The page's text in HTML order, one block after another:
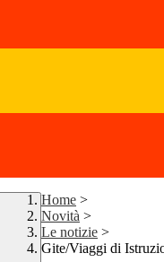
Home >
Novità >
Le notizie >
Gite/Viaggi di